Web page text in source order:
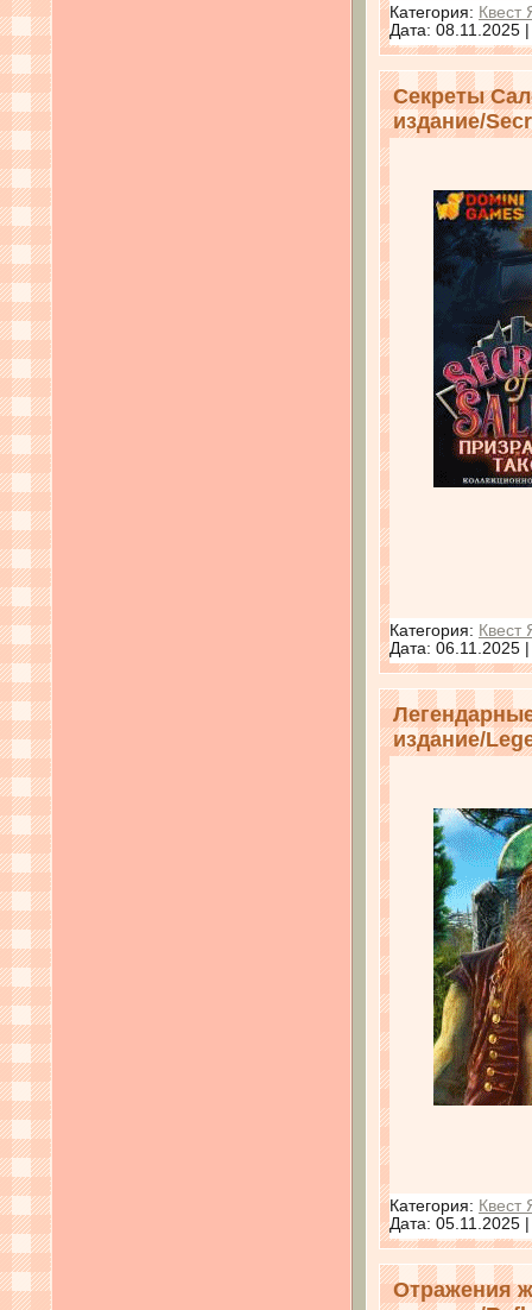
Категория: Квест
Дата: 08.11.2025
Секреты
издание/
Категория: Квест
Дата: 06.11.2025
издание/
Категория: Квест
Дата: 05.11.2025
Отражения